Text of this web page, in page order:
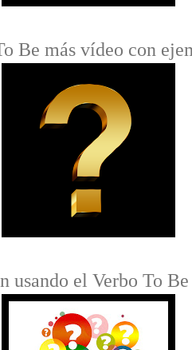
Be más vídeo con
usando el Verbo To Be